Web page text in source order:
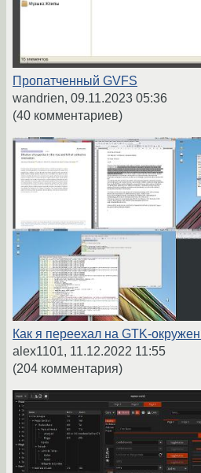
Пропатченный GVFS
wandrien, 09.11.2023 05:36
(40 комментариев)
Как я переехал на GTK-
alex1101, 11.12.2022 11:55
(204 комментария)